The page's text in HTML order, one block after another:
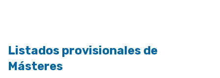
Listados provisionales de
Másteres